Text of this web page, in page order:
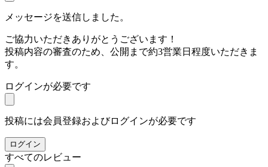
メッセージを送信しました。
ご協力いただきありがとうございます！
投稿内容の審査のため、公開まで約3営業日程度いただきま
す。
ログインが必要です
投稿には会員登録およびログインが必要です
ログイン
すべてのレビュー